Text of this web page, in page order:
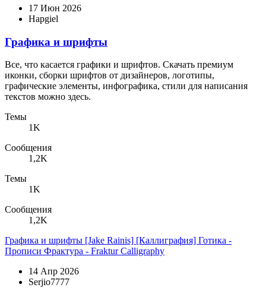
17 Июн 2026
Hapgiel
Графика и шрифты
Все, что касается графики и шрифтов. Скачать премиум
иконки, сборки шрифтов от дизайнеров, логотипы,
графические элементы, инфографика, стили для написания
текстов можно здесь.
Темы
1K
Сообщения
1,2K
Темы
1K
Сообщения
1,2K
Графика и шрифты [Jake Rainis] [Каллиграфия] Готика -
Прописи Фрактура - Fraktur Calligraphy
14 Апр 2026
Serjio7777